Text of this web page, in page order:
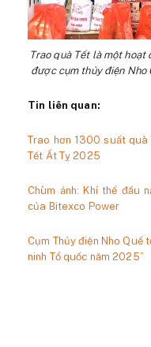
Trao quà Tết là một hoạt
được cụm thủy điện Nho
Tin liên quan:
Trao hơn 1300 suất quà
Tết Ất Tỵ 2025
Chùm ảnh: Khí thế đầu
của Bitexco Power
Cụm Thủy điện Nho Quế
ninh Tổ quốc năm 2025”